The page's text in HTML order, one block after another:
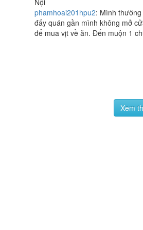
Đằng
91 Bạch Đằng, P. Chương
Xem